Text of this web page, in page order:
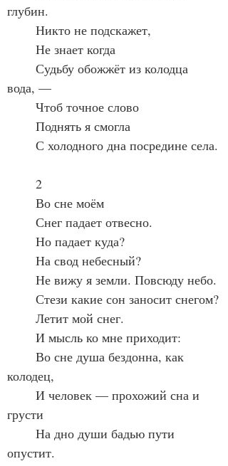
глубин.
	Никто не подскажет,
	Не знает когда
вода, —
	Чтоб точное слово
	Поднять я смогла
	С холодного дна посредине села.
	2
	Во сне моём
	Снег падает отвесно.
	Но падает куда?
	На свод небесный?
	Не вижу я земли. Повсюду небо.
	Стези какие сон заносит снегом?
	Летит мой снег.
	И мысль ко мне приходит:
колодец,
грусти
опустит.